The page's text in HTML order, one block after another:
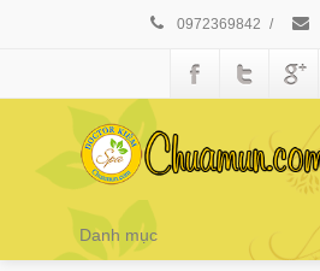
0972369842 /
Danh mục